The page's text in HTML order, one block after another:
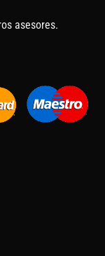
asesores.